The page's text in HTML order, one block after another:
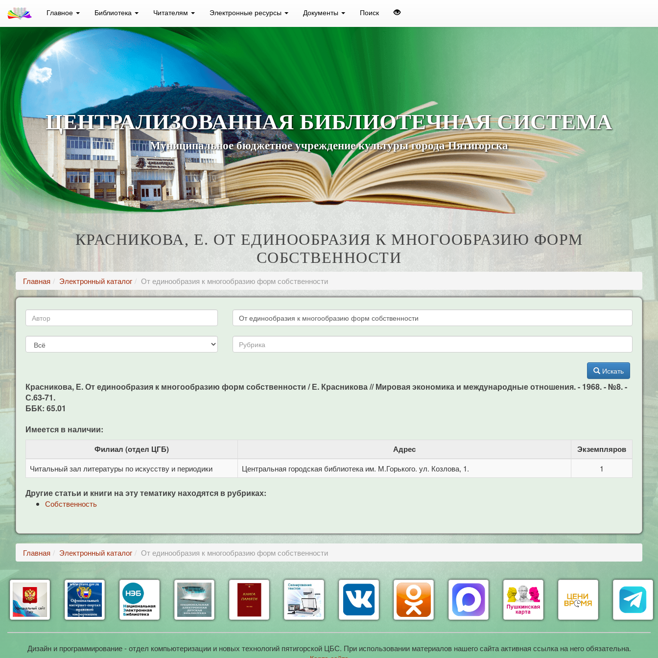
Главное Библиотека Читателям Электронные ресурсы Документы Поиск
ЦЕНТРАЛИЗОВАННАЯ БИБЛИОТЕЧНАЯ СИСТЕМА
Муниципальное бюджетное учреждение культуры города Пятигорска
КРАСНИКОВА, Е. ОТ ЕДИНООБРАЗИЯ К МНОГООБРАЗИЮ ФОРМ
СОБСТВЕННОСТИ
Главная Электронный каталог От единообразия к многообразию форм собственности
Искать
Красникова, Е. От единообразия к многообразию форм собственности / Е. Красникова // Мировая экономика и международные отношения. - 1968. - №8. -
С.63-71.
ББК: 65.01
Имеется в наличии:
Филиал (отдел ЦГБ) Адрес Экземпляров
Читальный зал литературы по искусству и периодики Центральная городская библиотека им. М.Горького. ул. Козлова, 1. 1
Другие статьи и книги на эту тематику находятся в рубриках:
Собственность
Главная Электронный каталог От единообразия к многообразию форм собственности
Дизайн и программирование - отдел компьютеризации и новых технологий пятигорской ЦБС. При использовании материалов нашего сайта активная ссылка на него обязательна.